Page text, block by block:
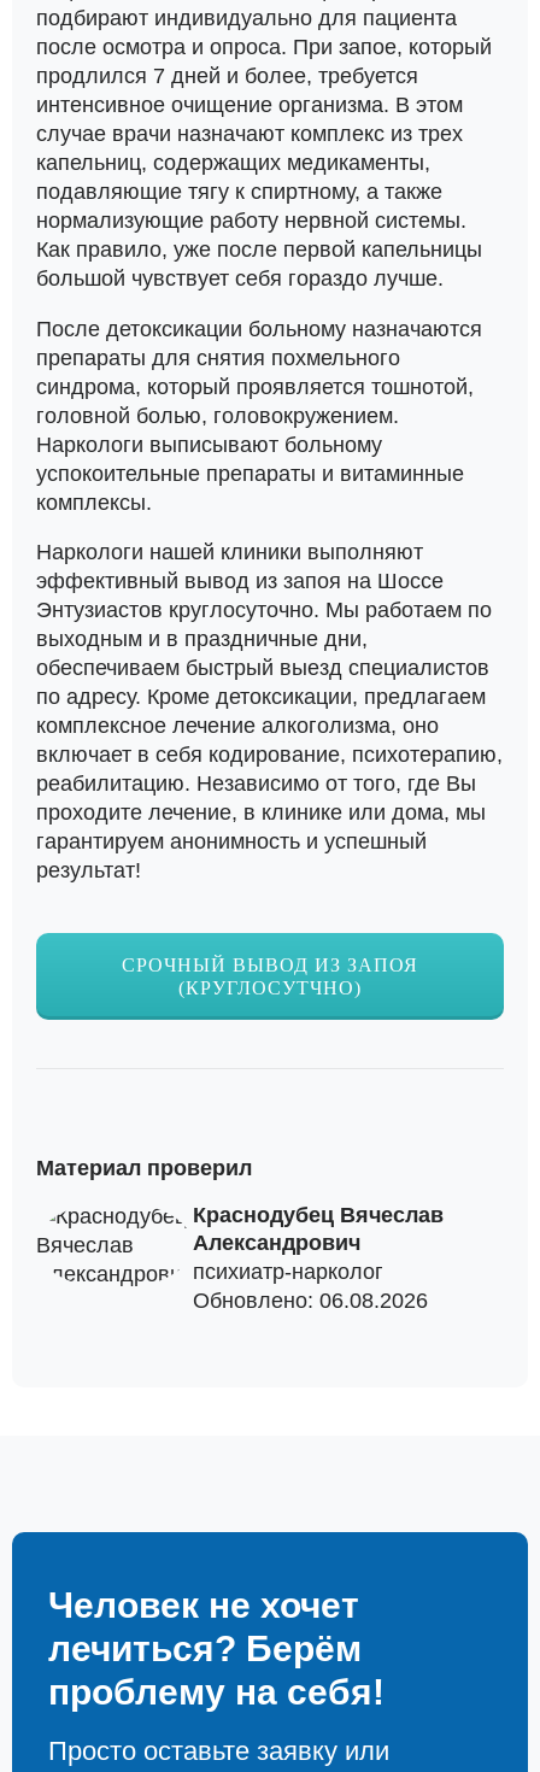
подбирают индивидуально для пациента
после осмотра и опроса. При запое, который
продлился 7 дней и более, требуется
интенсивное очищение организма. В этом
случае врачи назначают комплекс из трех
капельниц, содержащих медикаменты,
подавляющие тягу к спиртному, а также
нормализующие работу нервной системы.
Как правило, уже после первой капельницы
большой чувствует себя гораздо лучше.
После детоксикации больному назначаются
препараты для снятия похмельного
синдрома, который проявляется тошнотой,
головной болью, головокружением.
Наркологи выписывают больному
успокоительные препараты и витаминные
комплексы.
Наркологи нашей клиники выполняют
эффективный вывод из запоя на Шоссе
Энтузиастов круглосуточно. Мы работаем по
выходным и в праздничные дни,
обеспечиваем быстрый выезд специалистов
по адресу. Кроме детоксикации, предлагаем
комплексное лечение алкоголизма, оно
включает в себя кодирование, психотерапию,
реабилитацию. Независимо от того, где Вы
проходите лечение, в клинике или дома, мы
гарантируем анонимность и успешный
результат!
СРОЧНЫЙ ВЫВОД ИЗ ЗАПОЯ
(КРУГЛОСУТЧНО)
Материал проверил
Краснодубец Вячеслав
Александрович
психиатр-нарколог
Обновлено: 06.08.2026
Человек не хочет
лечиться? Берём
проблему на себя!
Просто оставьте заявку или